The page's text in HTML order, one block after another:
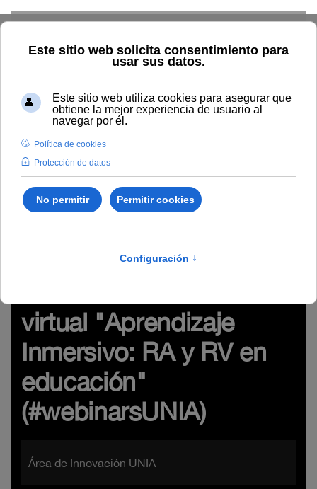
Inicio Estudiar Oferta académica
Proyecto
#WebinarsUNIA (Plan de formación de profesorado)
en educación" (#webinarsUNIA)
virtual "Aprendizaje
Inmersivo: RA y RV en
educación"
(#webinarsUNIA)
Área de Innovación UNIA